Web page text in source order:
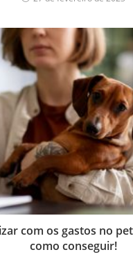
com os gastos no
como conseguir!